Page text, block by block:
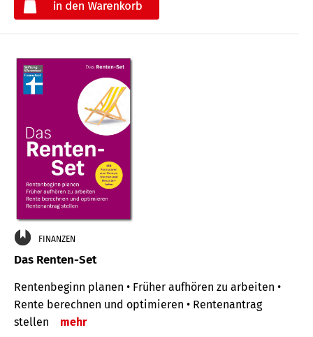
FINANZEN
Das Renten-Set
Rentenbeginn planen • Früher aufhören zu arbeiten •
Rente berechnen und optimieren • Rentenantrag
stellen
mehr